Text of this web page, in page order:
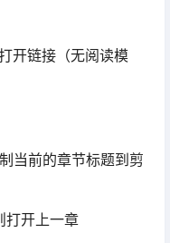
开链接（无阅读模
当前的章节标题到剪
打开上一章